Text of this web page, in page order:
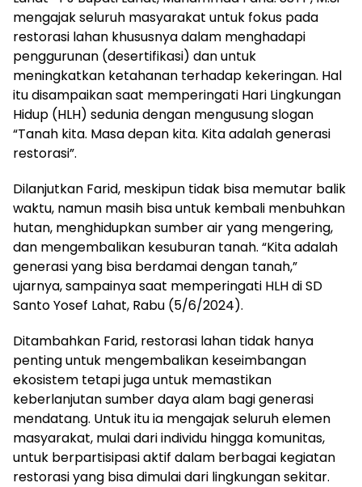
mengajak seluruh masyarakat untuk fokus pada
restorasi lahan khususnya dalam menghadapi
penggurunan (desertifikasi) dan untuk
meningkatkan ketahanan terhadap kekeringan. Hal
itu disampaikan saat memperingati Hari Lingkungan
Hidup (HLH) sedunia dengan mengusung slogan
“Tanah kita. Masa depan kita. Kita adalah generasi
restorasi”.
Dilanjutkan Farid, meskipun tidak bisa memutar balik
waktu, namun masih bisa untuk kembali menbuhkan
hutan, menghidupkan sumber air yang mengering,
dan mengembalikan kesuburan tanah. “Kita adalah
generasi yang bisa berdamai dengan tanah,”
ujarnya, sampainya saat memperingati HLH di SD
Santo Yosef Lahat, Rabu (5/6/2024).
Ditambahkan Farid, restorasi lahan tidak hanya
penting untuk mengembalikan keseimbangan
ekosistem tetapi juga untuk memastikan
keberlanjutan sumber daya alam bagi generasi
mendatang. Untuk itu ia mengajak seluruh elemen
masyarakat, mulai dari individu hingga komunitas,
untuk berpartisipasi aktif dalam berbagai kegiatan
restorasi yang bisa dimulai dari lingkungan sekitar.